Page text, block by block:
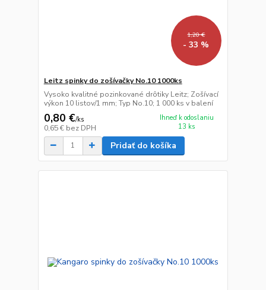
1,20 €
- 33 %
Leitz spinky do zošívačky No.10 1000ks
Vysoko kvalitné pozinkované drôtiky Leitz; Zošívací
výkon 10 listov/1 mm; Typ No.10; 1 000 ks v balení
0,80 €/ks
0,65 € bez DPH
Ihneď k odoslaniu
13 ks
Pridať do košíka